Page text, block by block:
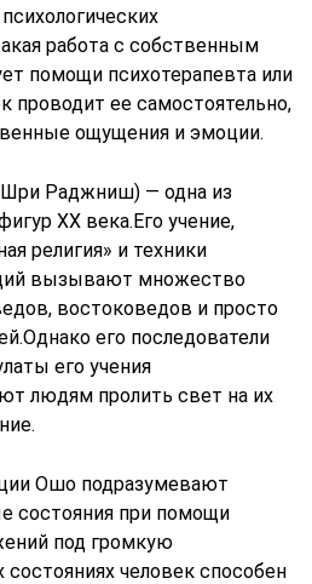
работа с собственным
помощи психотерапевта или
проводит ее самостоятельно,
ощущения и эмоции.
Раджниш) — одна из
ХХ века.Его учение,
религия» и техники
вызывают множество
востоковедов и просто
его последователи
его учения
людям пролить свет на их
Ошо подразумевают
состояния при помощи
под громкую
человек способен